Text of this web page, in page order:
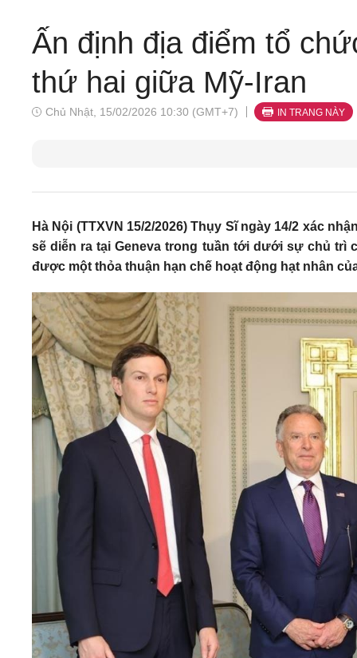
Ấn định địa điểm tổ
thứ hai giữa Mỹ-Iran
Chủ Nhật, 15/02/2026 10:30 (GMT+7) IN TRANG NÀY
Hà Nội (TTXVN 15/2/2026) Thụy Sĩ ngày 14/2 xác
sẽ diễn ra tại Geneva trong tuần tới dưới sự chủ trì
được một thỏa thuận hạn chế hoạt động hạt nhân